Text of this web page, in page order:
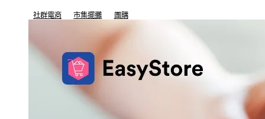
社群電商 市集擺攤 團購